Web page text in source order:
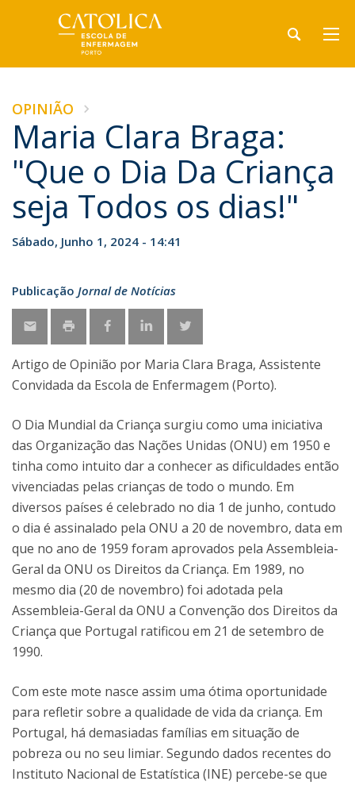
OPINIÃO
Maria Clara Braga:
"Que o Dia Da Criança
seja Todos os dias!"
Sábado, Junho 1, 2024 - 14:41
Publicação Jornal de Notícias
Artigo de Opinião por Maria Clara Braga, Assistente
Convidada da Escola de Enfermagem (Porto).
O Dia Mundial da Criança surgiu como uma iniciativa
das Organização das Nações Unidas (ONU) em 1950 e
tinha como intuito dar a conhecer as dificuldades então
vivenciadas pelas crianças de todo o mundo. Em
diversos países é celebrado no dia 1 de junho, contudo
o dia é assinalado pela ONU a 20 de novembro, data em
que no ano de 1959 foram aprovados pela Assembleia-
Geral da ONU os Direitos da Criança. Em 1989, no
mesmo dia (20 de novembro) foi adotada pela
Assembleia-Geral da ONU a Convenção dos Direitos da
Criança que Portugal ratificou em 21 de setembro de
1990.
Com este mote nasce assim uma ótima oportunidade
para refletir sobre a qualidade de vida da criança. Em
Portugal, há demasiadas famílias em situação de
pobreza ou no seu limiar. Segundo dados recentes do
Instituto Nacional de Estatística (INE) percebe-se que